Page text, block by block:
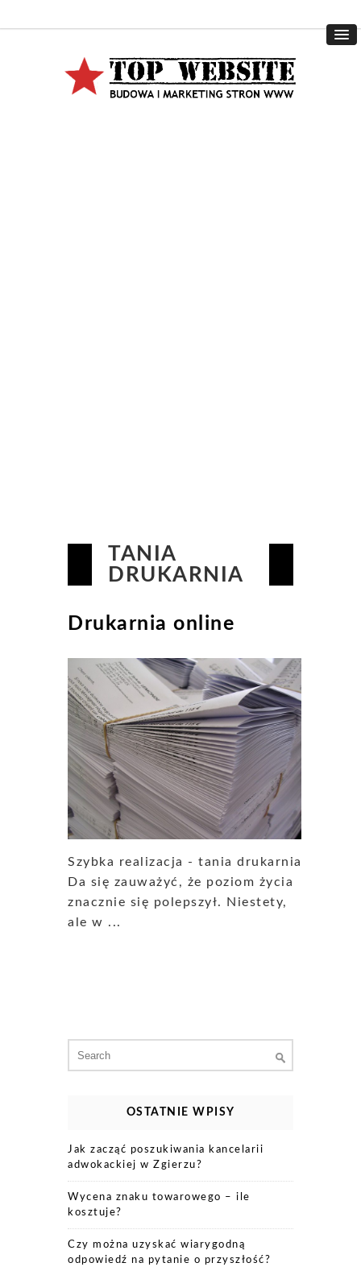
TANIA
DRUKARNIA
Drukarnia online
Szybka realizacja - tania drukarnia
Da się zauważyć, że poziom życia
znacznie się polepszył. Niestety,
ale w ...
for:
OSTATNIE WPISY
Jak zacząć poszukiwania kancelarii
adwokackiej w Zgierzu?
Wycena znaku towarowego – ile
kosztuje?
Czy można uzyskać wiarygodną
odpowiedź na pytanie o przyszłość?